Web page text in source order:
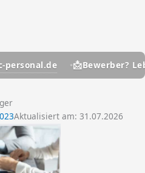
Bewerber?
Aktualisiert am: 31.07.2026